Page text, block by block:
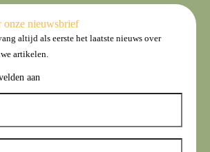
nieuwsbrief
altijd als eerste het laatste nieuws over
artikelen.
aan